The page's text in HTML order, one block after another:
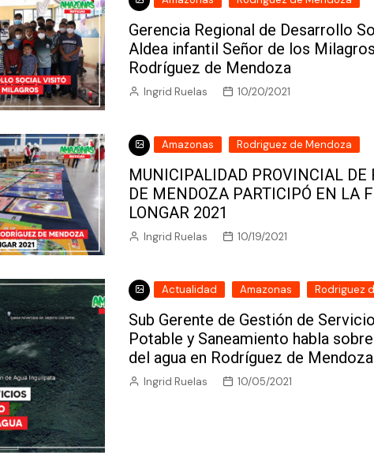
Gerencia Regional de Desarrollo
Aldea infantil Señor de los
Rodríguez de Mendoza
Ingrid Ruelas 10/20/2021
Amazonas Rodriguez de Mendoza
MUNICIPALIDAD PROVINCIAL DE
DE MENDOZA PARTICIPÓ EN LA
LONGAR 2021
Ingrid Ruelas 10/19/2021
Actualidad Amazonas Rodriguez
Sub Gerente de Gestión de
Potable y Saneamiento habla
del agua en Rodríguez de Mendoza
Ingrid Ruelas 10/05/2021